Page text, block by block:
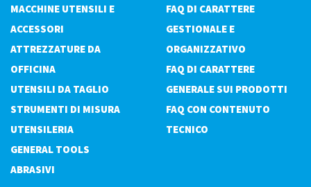
MACCHINE UTENSILI E
ACCESSORI
ATTREZZATURE DA
OFFICINA
UTENSILI DA TAGLIO
STRUMENTI DI MISURA
UTENSILERIA
GENERAL TOOLS
ABRASIVI
FAQ DI CARATTERE
GESTIONALE E
ORGANIZZATIVO
FAQ DI CARATTERE
GENERALE SUI PRODOTTI
FAQ CON CONTENUTO
TECNICO